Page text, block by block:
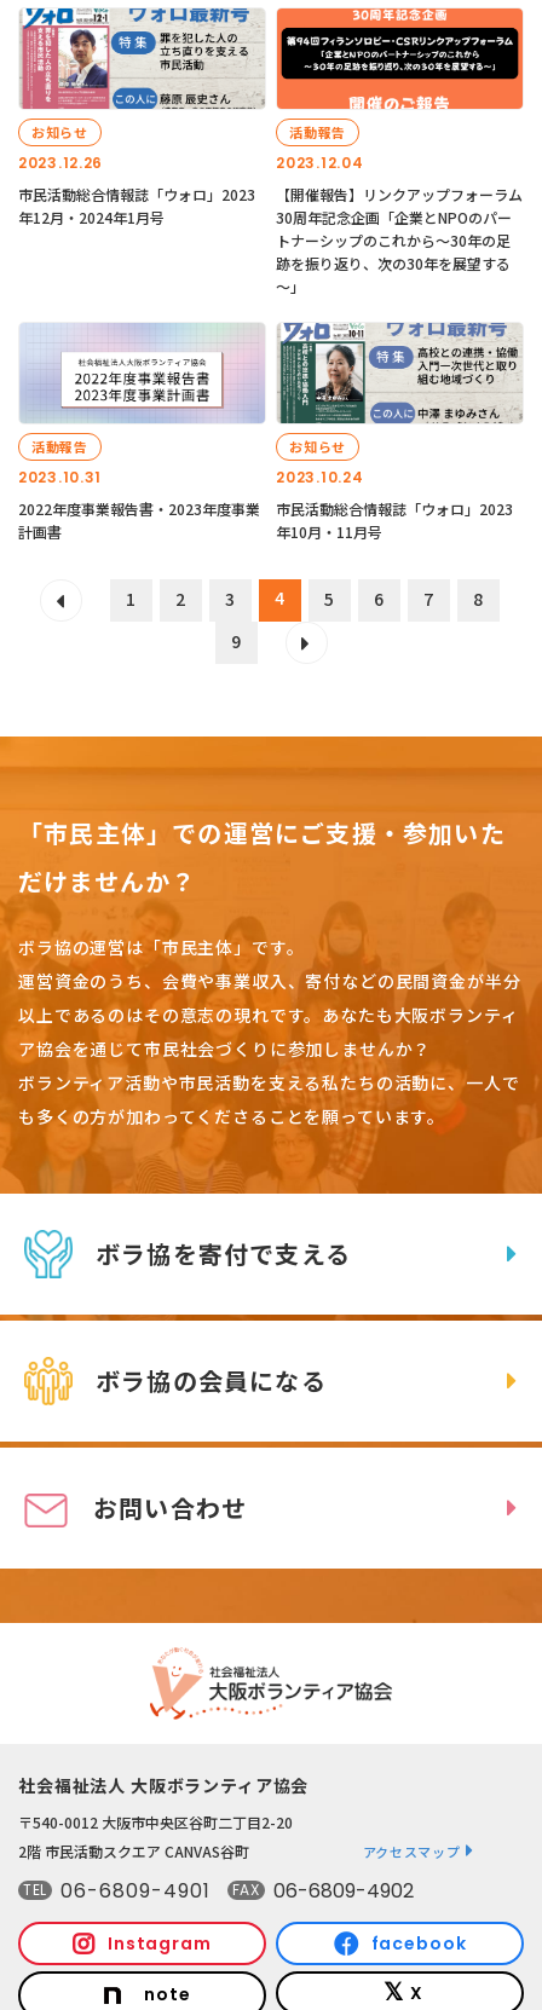
2023.12.26
お知らせ
市民活動総合情報誌「ウォロ」2023
年12月・2024年1月号
2023.12.04
活動報告
【開催報告】リンクアップフォーラム
30周年記念企画「企業とNPOのパー
トナーシップのこれから～30年の足
跡を振り返り、次の30年を展望する
～」
2023.10.31
活動報告
2022年度事業報告書・2023年度事業
計画書
2023.10.24
お知らせ
市民活動総合情報誌「ウォロ」2023
年10月・11月号
1 2 3 4 5 6 7
8
9
「市民主体」での運営にご支援・参加いた
だけませんか？
ボラ協の運営は「市民主体」です。
運営資金のうち、会費や事業収入、寄付などの民間資金が半分
以上であるのはその意志の現れです。 あなたも大阪ボランティ
ア協会を通じて市民社会づくりに参加しませんか？
ボランティア活動や市民活動を支える私たちの活動に、一人で
も多くの方が加わってくださることを願っています。
ボラ協を寄付で支える
ボラ協の会員になる
お問い合わせ
社会福祉法人 大阪ボランティア協会
〒540-0012 大阪市中央区谷町二丁目2-20
2階 市民活動スクエア CANVAS谷町
アクセスマップ
TEL 06-6809-4901 FAX 06-6809-4902
Instagram facebook
note X